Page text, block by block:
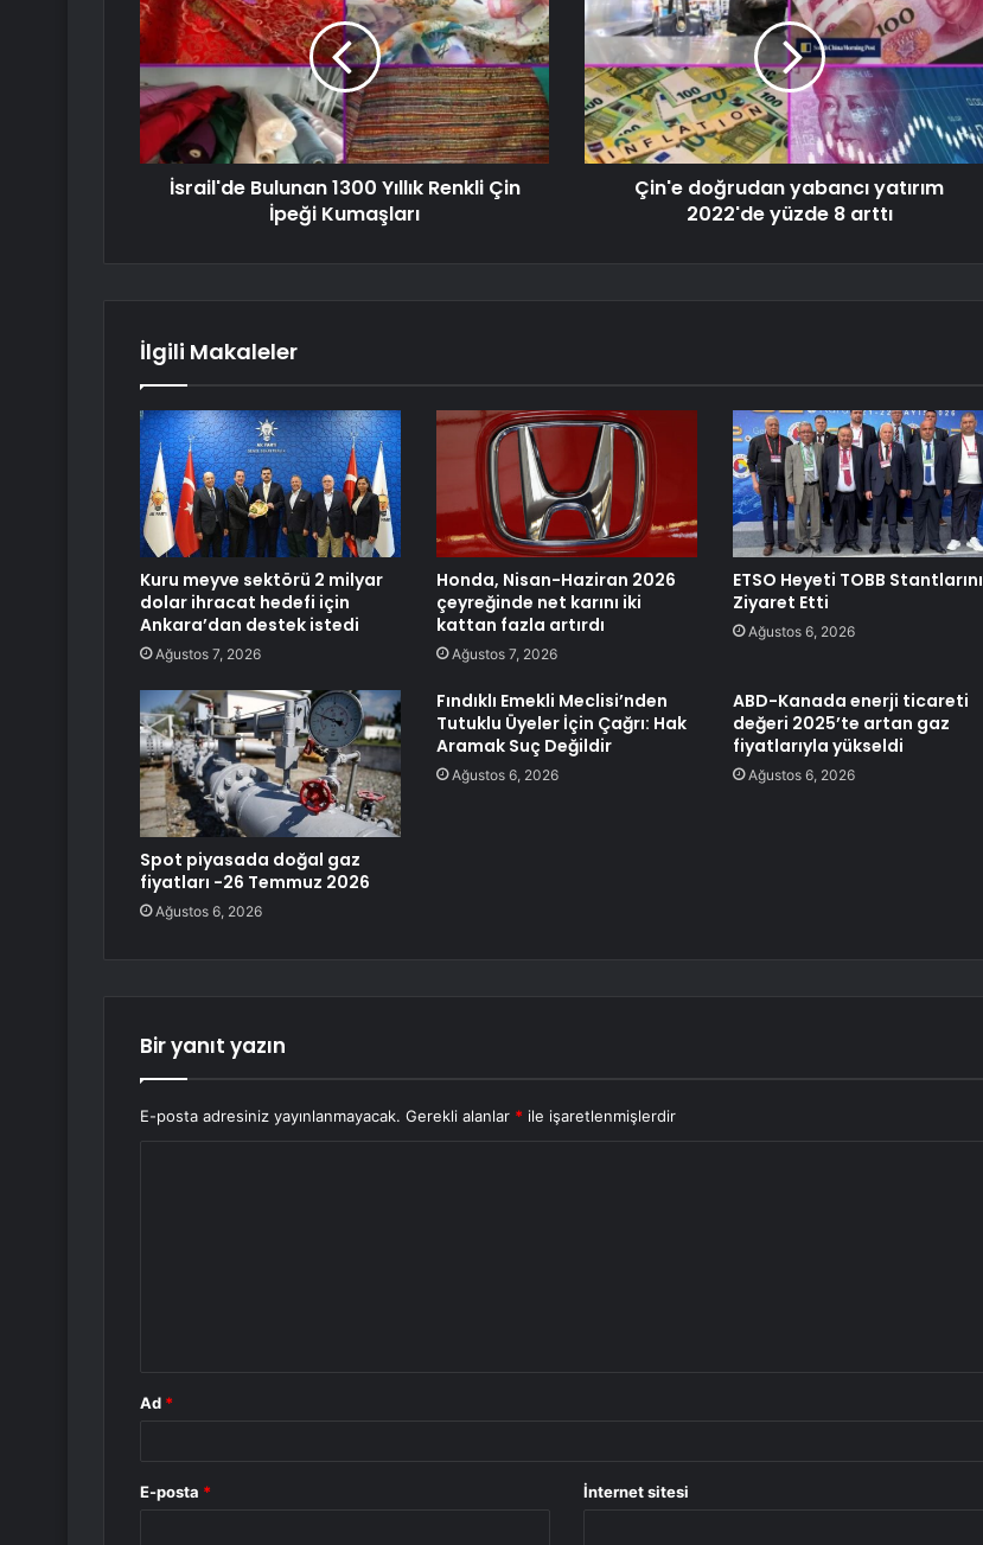
İsrail'de Bulunan 1300 Yıllık Renkli Çin
İpeği Kumaşları
Çin'e doğrudan yabancı yatırım
2022'de yüzde 8 arttı
İlgili Makaleler
Kuru meyve sektörü 2 milyar
dolar ihracat hedefi için
Ankara’dan destek istedi
Ağustos 7, 2026
Honda, Nisan-Haziran 2026
çeyreğinde net karını iki
kattan fazla artırdı
Ağustos 7, 2026
ETSO Heyeti TOBB Stantlarını
Ziyaret Etti
Ağustos 6, 2026
Spot piyasada doğal gaz
fiyatları -26 Temmuz 2026
Ağustos 6, 2026
Fındıklı Emekli Meclisi’nden
Tutuklu Üyeler İçin Çağrı: Hak
Aramak Suç Değildir
Ağustos 6, 2026
ABD-Kanada enerji ticareti
değeri 2025’te artan gaz
fiyatlarıyla yükseldi
Ağustos 6, 2026
Bir yanıt yazın
E-posta adresiniz yayınlanmayacak. Gerekli alanlar * ile işaretlenmişlerdir
Ad *
E-posta * İnternet sitesi